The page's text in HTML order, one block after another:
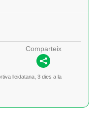
Comparteix
lleidatana, 3 dies a la